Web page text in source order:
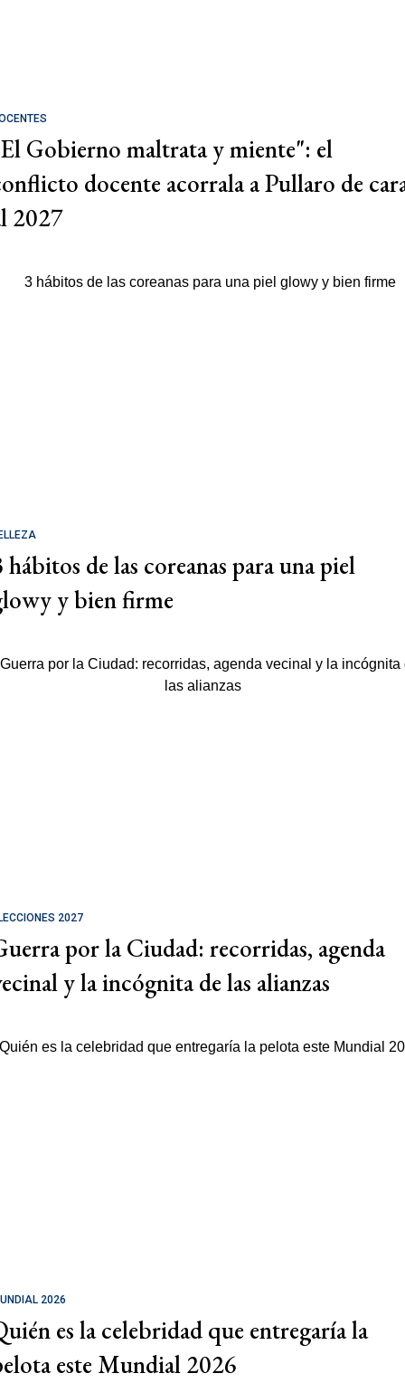
Gobierno maltrata y miente": el
docente acorrala a Pullaro de
2027
hábitos de las coreanas para una piel
y bien firme
2027
por la Ciudad: recorridas, agenda
y la incógnita de las alianzas
2026
es la celebridad que entregaría la
este Mundial 2026